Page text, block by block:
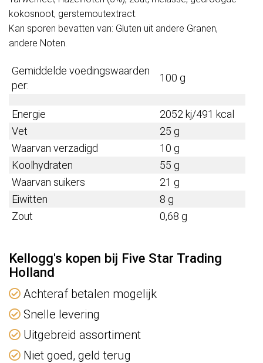
kokosnoot, gerstemoutextract.
Kan sporen bevatten van: Gluten uit andere Granen,
andere Noten.
Gemiddelde voedingswaarden
per:
100 g
Energie
2052 kj/491 kcal
Vet
25 g
Waarvan verzadigd
10 g
Koolhydraten
55 g
Waarvan suikers
21 g
Eiwitten
8 g
Zout
0,68 g
Kellogg's kopen bij Five Star Trading
Holland
Achteraf betalen mogelijk
Snelle levering
Uitgebreid assortiment
Niet goed, geld terug